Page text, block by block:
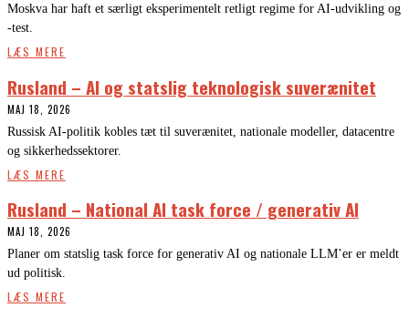
Moskva har haft et særligt eksperimentelt retligt regime for AI-udvikling og
-test.
LÆS MERE
Rusland – AI og statslig teknologisk suverænitet
MAJ 18, 2026
Russisk AI-politik kobles tæt til suverænitet, nationale modeller, datacentre
og sikkerhedssektorer.
LÆS MERE
Rusland – National AI task force / generativ AI
MAJ 18, 2026
Planer om statslig task force for generativ AI og nationale LLM’er er meldt
ud politisk.
LÆS MERE